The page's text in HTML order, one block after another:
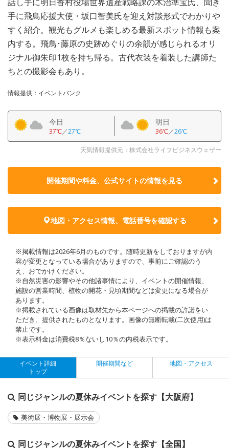
手に飛鳥応援大使・坂口智美氏を迎え対談形式でわかりや
すく紹介。観光もグルメも楽しめる最新スポット情報も案
内する。飛鳥･藤原の史跡めぐりの余韻が感じられるオリ
ジナル御朱印1枚を持ち帰る。古代衣装を着装した講師た
ちとの撮影会もあり。
情報提供：イベントバンク
今日
37℃／27℃
明日
36℃／26℃
天気情報提供元：株式会社ライフビジネスウェザー
開催期間や料金、公式サイトの情報を見る
地図・アクセス情報、電話番号を確認する
※掲載情報は2026年6月のものです。随時更新をしておりますが内
容が変更となっている場合がありますので、事前にご確認のう
え、おでかけください。
※自然災害の影響やその他諸事情により、イベントの開催情報、
施設の営業時間、植物の開花・見頃期間などは変更になる場合が
あります。
※掲載されている画像は取材先から本ページへの掲載の許諾をい
ただき、提供されたものとなります。画像の無断転載(二次使用)は
禁止です。
※表示料金は消費税8％ないし10％の内税表示です。
イベント詳細
トップ
開催期間など 地図・アクセス
同じジャンルの夏休みイベントを探す【大阪府】
美術展・博物展・展示会
同じジャンルの夏休みイベントを探す【全国】